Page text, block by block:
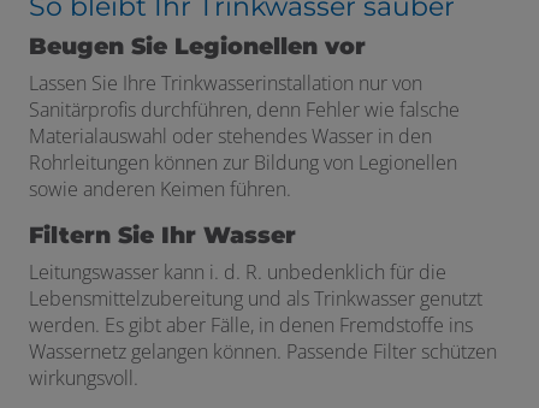
Beugen Sie Legionellen vor
Lassen Sie Ihre Trinkwasserinstallation nur von
Sanitärprofis durchführen, denn Fehler wie falsche
Materialauswahl oder stehendes Wasser in den
Rohrleitungen können zur Bildung von Legionellen
sowie anderen Keimen führen.
Filtern Sie Ihr Wasser
Leitungswasser kann i. d. R. unbedenklich für die
Lebensmittelzubereitung und als Trinkwasser genutzt
werden. Es gibt aber Fälle, in denen Fremdstoffe ins
Wassernetz gelangen können. Passende Filter schützen
wirkungsvoll.